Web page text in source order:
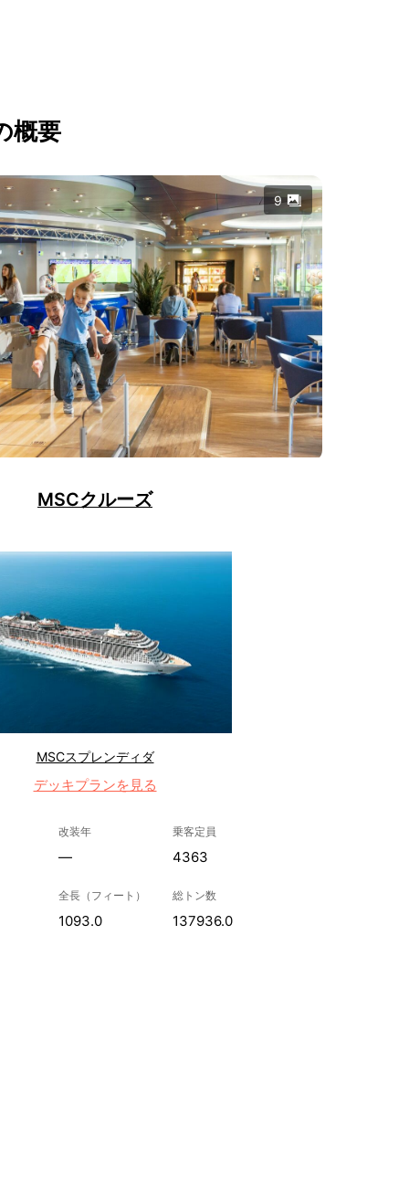
概要
9
MSCクルーズ
MSCスプレンディダ
デッキプランを見る
改装年
—
乗客定員
4363
全長（フィート）
1093.0
総トン数
137936.0